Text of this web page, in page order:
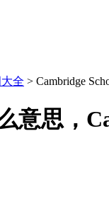
全 > Cambridge
意思，